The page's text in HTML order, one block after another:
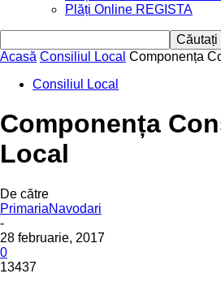
Plăți Online REGISTA
Acasă Consiliul Local Componența
Consiliul Local
Componența
Local
De către
PrimariaNavodari
-
28 februarie, 2017
0
13437